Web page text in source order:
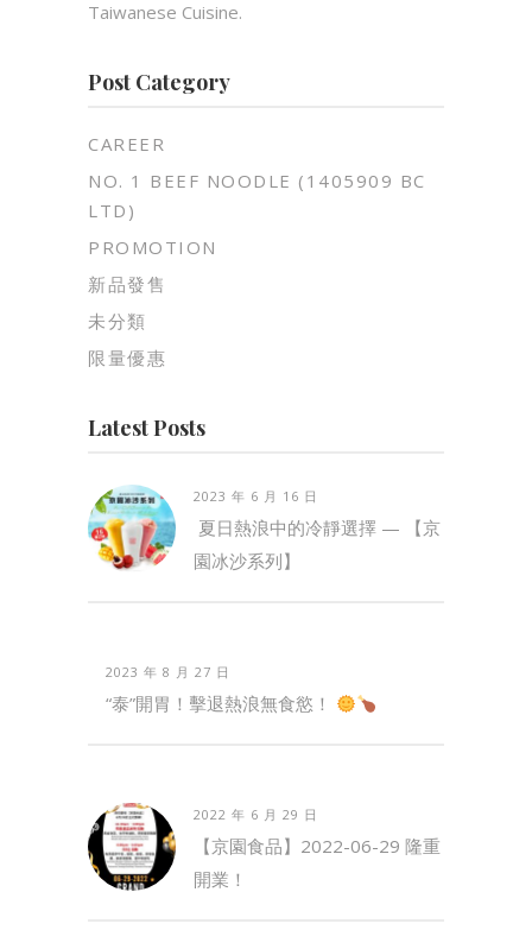
Taiwanese Cuisine.
Post Category
CAREER
NO. 1 BEEF NOODLE (1405909 BC
LTD)
PROMOTION
新品發售
未分類
限量優惠
Latest Posts
2023 年 6 月 16 日
夏日熱浪中的冷靜選擇 — 【京
園冰沙系列】
2023 年 8 月 27 日
“泰”開胃！擊退熱浪無食慾！
2022 年 6 月 29 日
【京園食品】2022-06-29 隆重
開業！